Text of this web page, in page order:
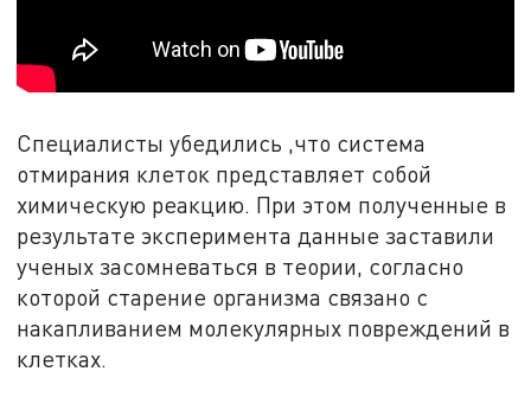
Специалисты убедились ,что система
отмирания клеток представляет собой
химическую реакцию. При этом полученные в
результате эксперимента данные заставили
ученых засомневаться в теории, согласно
которой старение организма связано с
накапливанием молекулярных повреждений в
клетках.